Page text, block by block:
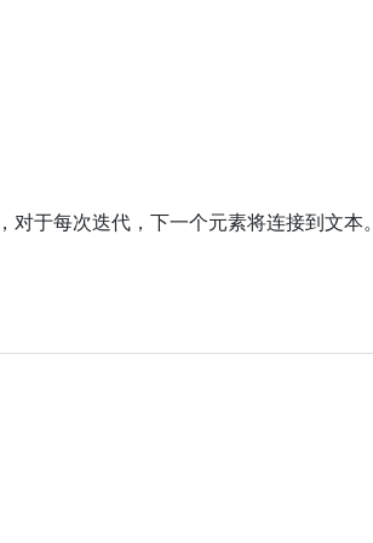
于每次迭代，下一个元素将连接到文本。